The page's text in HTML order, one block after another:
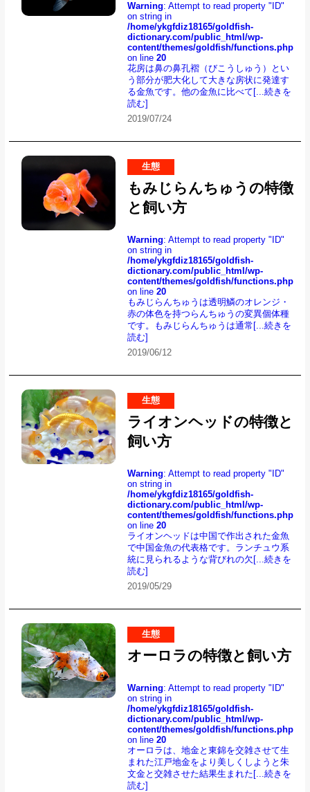
Warning: Attempt to read property "ID"
on string in
/home/ykgfdiz18165/goldfish-
dictionary.com/public_html/wp-
content/themes/goldfish/functions.php
on line20
花房は鼻の鼻孔褶（びこうしゅう）とい
う部分が肥大化して大きな房状に発達す
る金魚です。他の金魚に比べて [...続きを
読む]
2019/07/24
生態
もみじらんちゅうの特徴
と飼い方
Warning: Attempt to read property "ID"
on string in
/home/ykgfdiz18165/goldfish-
dictionary.com/public_html/wp-
content/themes/goldfish/functions.php
on line20
もみじらんちゅうは透明鱗のオレンジ・
赤の体色を持つらんちゅうの変異個体種
です。もみじらんちゅうは通常 [...続きを
読む]
2019/06/12
生態
ライオンヘッドの特徴と
飼い方
Warning: Attempt to read property "ID"
on string in
/home/ykgfdiz18165/goldfish-
dictionary.com/public_html/wp-
content/themes/goldfish/functions.php
on line20
ライオンヘッドは中国で作出された金魚
で中国金魚の代表格です。ランチュウ系
統に見られるような背びれの欠 [...続きを
読む]
2019/05/29
生態
オーロラの特徴と飼い方
Warning: Attempt to read property "ID"
on string in
/home/ykgfdiz18165/goldfish-
dictionary.com/public_html/wp-
content/themes/goldfish/functions.php
on line20
オーロラは、地金と東錦を交雑させて生
まれた江戸地金をより美しくしようと朱
文金と交雑させた結果生まれた [...続きを
読む]